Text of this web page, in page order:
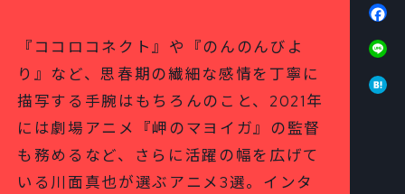
『ココロコネクト』や『のんのんびよ
り』など、思春期の繊細な感情を丁寧に
描写する手腕はもちろんのこと、2021年
には劇場アニメ『岬のマヨイガ』の監督
も務めるなど、さらに活躍の幅を広げて
いる川面真也が選ぶアニメ3選。インタ